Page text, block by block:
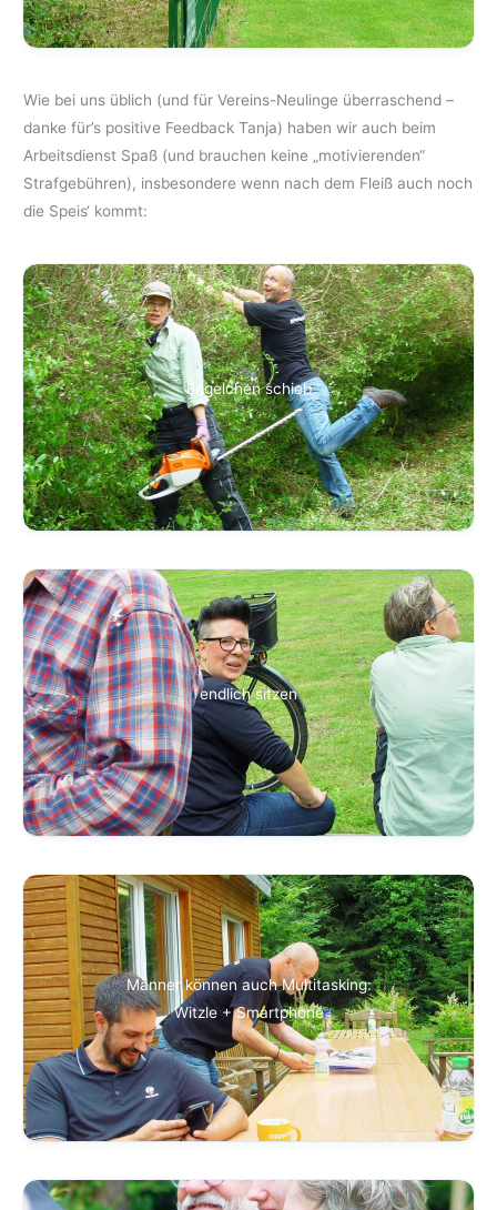
Wie bei uns üblich (und für Vereins-Neulinge überraschend –
danke für’s positive Feedback Tanja) haben wir auch beim
Arbeitsdienst Spaß (und brauchen keine „motivierenden“
Strafgebühren), insbesondere wenn nach dem Fleiß auch noch
die Speis‘ kommt:
Engelchen schieb
endlich sitzen
Männer können auch Multitasking:
Witzle + Smartphone